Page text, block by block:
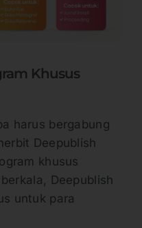
Khusus
harus bergabung
Deepublish
khusus
Deepublish
untuk para